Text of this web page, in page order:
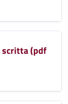
scritta (pdf